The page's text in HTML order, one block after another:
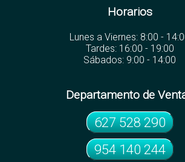
Horarios
Lunes a Viernes: 8:00 -
Tardes: 16:00 - 19:00
Sábados: 9:00 - 14:00
Departamento de
627 528 290
954 140 244